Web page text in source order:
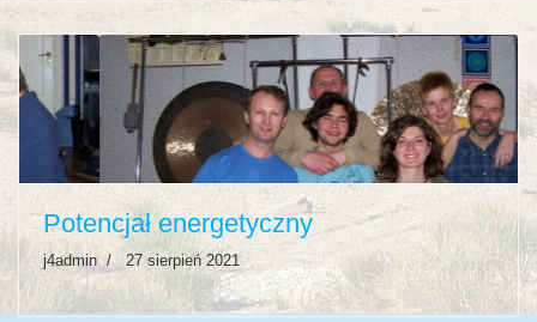
Previous Next
Potencjał energetyczny
j4admin 27 sierpień 2021